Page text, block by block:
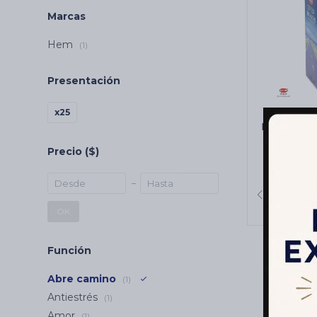
Marcas
Hem (1)
Presentación
x25
Precio ($)
Función
Abre camino (1)
Antiestrés (1)